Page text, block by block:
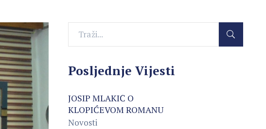
Posljednje Vijesti
JOSIP MLAKIĆ O
KLOPIĆEVOM ROMANU
Novosti